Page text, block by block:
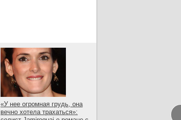
«У нее огромная грудь, она
вечно хотела трахаться»: